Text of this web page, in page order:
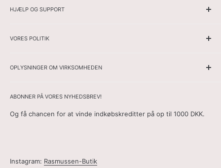
HJÆLP OG SUPPORT
Herrer
Spore din ordre
Kontakt
VORES POLITIK
Cookiepolitik
Fortrolighedspolitik
Generelle vilkår og betingelser
Fortrydelsesformular
OPLYSNINGER OM VIRKSOMHEDEN
Adresse:Torenlaan 5b, Bussum 1402 AT, Holland
Kontaktformular:
ABONNER PÅ VORES NYHEDSBREV!
Og få chancen for at vinde indkøbskreditter på op til 1000 DKK.
Instagram: Rasmussen-Butik